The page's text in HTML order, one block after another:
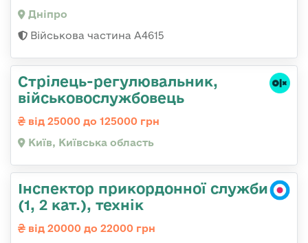
Дніпро
Військова частина А4615
Стpілець-регулювальник,
військовослужбовець
від 25000 до 125000 грн
Київ, Київська область
Інспектор прикордонної служби
(1, 2 кат.), технік
від 20000 до 22000 грн